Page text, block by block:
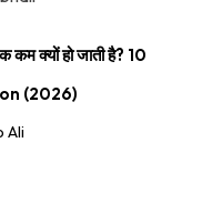
क्यों हो जाती है? 10
(2026)
Ali